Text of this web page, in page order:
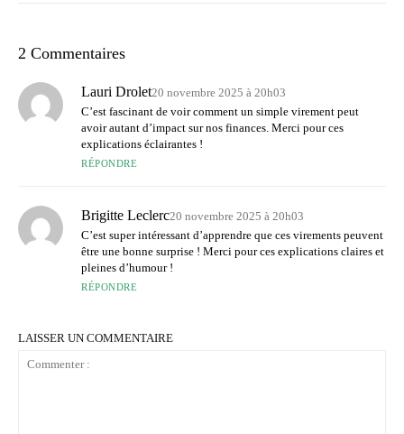
2 Commentaires
Lauri Drolet20 novembre 2025 à 20h03
C’est fascinant de voir comment un simple virement peut
avoir autant d’impact sur nos finances. Merci pour ces
explications éclairantes !
RÉPONDRE
Brigitte Leclerc20 novembre 2025 à 20h03
C’est super intéressant d’apprendre que ces virements peuvent
être une bonne surprise ! Merci pour ces explications claires et
pleines d’humour !
RÉPONDRE
LAISSER UN COMMENTAIRE